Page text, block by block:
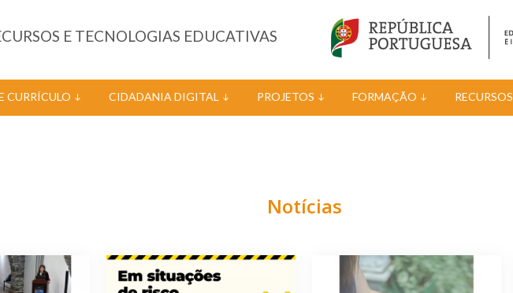
E TECNOLOGIAS EDUCATIVAS
CURRÍCULO CIDADANIA DIGITAL PROJETOS FORMAÇÃO RECURSOS
Notícias